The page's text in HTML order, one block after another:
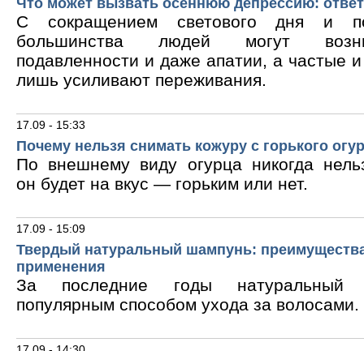
Что может вызвать осеннюю депрессию:
С сокращением светового дня и
большинства людей могут
подавленности и даже апатии, а частые
лишь усиливают переживания.
17.09 - 15:33
Почему нельзя снимать кожуру с горького
По внешнему виду огурца никогда
он будет на вкус — горьким или нет.
17.09 - 15:09
Твердый натуральный шампунь:
применения
За последние годы натуральный
популярным способом ухода за волосами.